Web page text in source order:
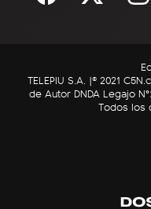
C5N Autos
RatingCero
TELEPIU S.A. |© 2021
de Autor DNDA Legajo
Todos los